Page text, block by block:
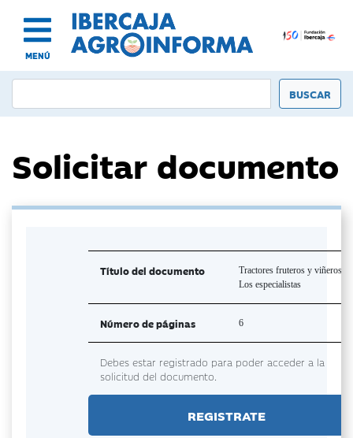
MENÚ
Solicitar documento
Título del documento
Tractores fruteros y viñeros.
Los especialistas
Número de páginas 6
Debes estar registrado para poder acceder a la
solicitud del documento.